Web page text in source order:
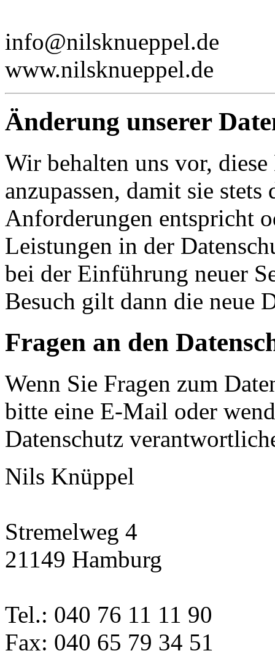
info@nilsknueppel.de
www.nilsknueppel.de
Änderung unserer
Wir behalten uns vor,
anzupassen, damit sie
Anforderungen entspricht
Leistungen in der
bei der Einführung neuer
Besuch gilt dann die neue
Fragen an den
Wenn Sie Fragen zum
bitte eine E-Mail oder
Datenschutz
Nils Knüppel
Stremelweg 4
21149 Hamburg
Tel.: 040 76 11 11 90
Fax: 040 65 79 34 51